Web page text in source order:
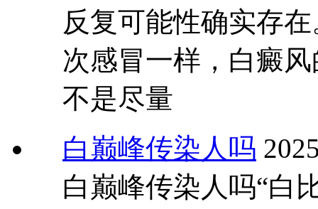
反复可能性确实存
次感冒一样，白癜
不是尽量
白巅峰传染人吗
白巅峰传染人吗“白